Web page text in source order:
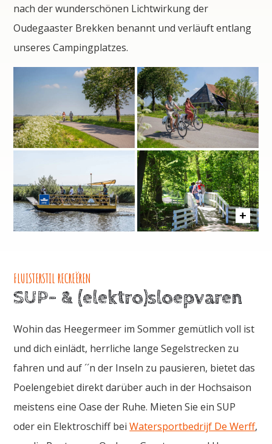
nach der wunderschönen Lichtwirkung der
Oudegaaster Brekken benannt und verläuft entlang
unseres Campingplatzes.
FLUISTERSTIL RECREËREN
SUP- & (elektro)sloepvaren
Wohin das Heegermeer im Sommer gemütlich voll ist
und dich einlädt, herrliche lange Segelstrecken zu
fahren und auf ´´n der Inseln zu pausieren, bietet das
Poelengebiet direkt darüber auch in der Hochsaison
meistens eine Oase der Ruhe. Mieten Sie ein SUP
oder ein Elektroschiff beiWatersportbedrijf De Werff,